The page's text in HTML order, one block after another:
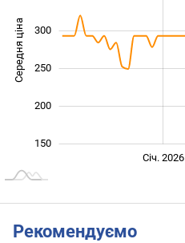
Середня ціна
150
200
250
300
Січ. 2026
Рекомендуємо